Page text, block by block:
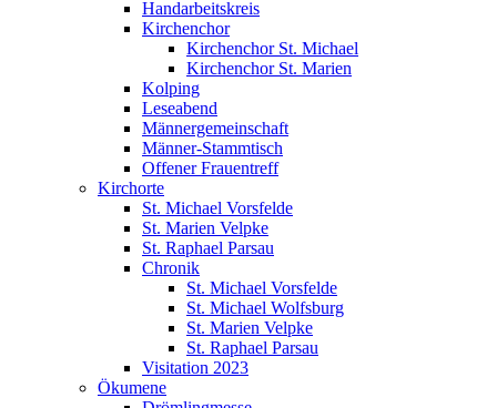
Handarbeitskreis
Kirchenchor
Kirchenchor St. Michael
Kirchenchor St. Marien
Kolping
Leseabend
Männergemeinschaft
Männer-Stammtisch
Offener Frauentreff
Kirchorte
St. Michael Vorsfelde
St. Marien Velpke
St. Raphael Parsau
Chronik
St. Michael Vorsfelde
St. Michael Wolfsburg
St. Marien Velpke
St. Raphael Parsau
Visitation 2023
Ökumene